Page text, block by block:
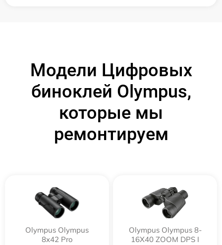
Модели Цифровых
биноклей Olympus,
которые мы
ремонтируем
Olympus Olympus
8x42 Pro
Olympus Olympus 8-
16X40 ZOOM DPS I